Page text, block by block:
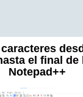
el final de
Notepad++